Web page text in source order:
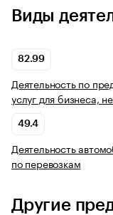
Виды
82.99
Деятельность по
услуг для бизнеса,
49.4
Деятельность
по перевозкам
Другие